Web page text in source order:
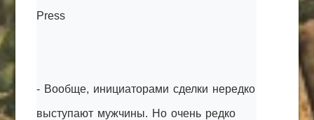
Press
- Вообще, инициаторами сделки нередко
выступают мужчины. Но очень редко